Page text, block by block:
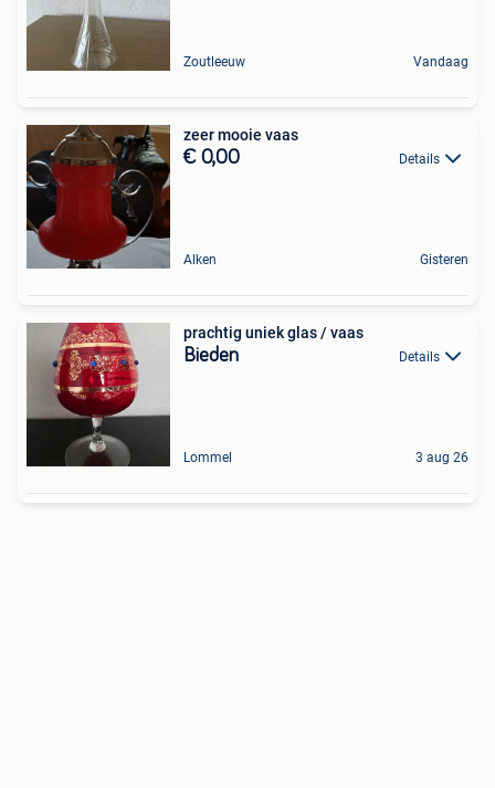
Zoutleeuw Vandaag
zeer mooie vaas
€ 0,00 Details
Alken Gisteren
prachtig uniek glas / vaas
Bieden Details
Lommel 3 aug 26